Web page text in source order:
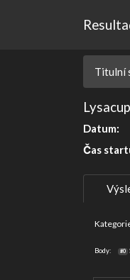
Titulní
Datum:
Čas
Body: #0